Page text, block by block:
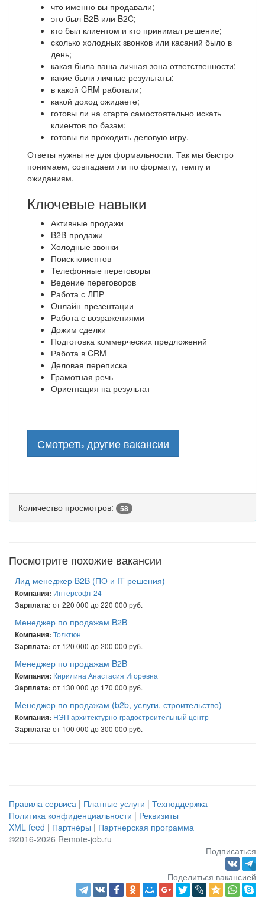
что именно вы продавали;
это был B2B или B2C;
кто был клиентом и кто принимал решение;
сколько холодных звонков или касаний было в
день;
какая была ваша личная зона ответственности;
какие были личные результаты;
в какой CRM работали;
какой доход ожидаете;
готовы ли на старте самостоятельно искать
клиентов по базам;
готовы ли проходить деловую игру.
Ответы нужны не для формальности. Так мы быстро
понимаем, совпадаем ли по формату, темпу и
ожиданиям.
Ключевые навыки
Активные продажи
B2B-продажи
Холодные звонки
Поиск клиентов
Телефонные переговоры
Ведение переговоров
Работа с ЛПР
Онлайн-презентации
Работа с возражениями
Дожим сделки
Подготовка коммерческих предложений
Работа в CRM
Деловая переписка
Грамотная речь
Ориентация на результат
Смотреть другие вакансии
Количество просмотров: 58
Посмотрите похожие вакансии
Лид-менеджер B2B (ПО и IT-решения)
Компания: Интерсофт 24
Зарплата: от 220 000 до 220 000 руб.
Менеджер по продажам B2B
Компания: Толктюн
Зарплата: от 120 000 до 200 000 руб.
Менеджер по продажам B2B
Компания: Кирилина Анастасия Игоревна
Зарплата: от 130 000 до 170 000 руб.
Менеджер по продажам (b2b, услуги, строительство)
Компания: НЭП архитектурно-градостроительный центр
Зарплата: от 100 000 до 300 000 руб.
Правила сервиса | Платные услуги | Техподдержка
Политика конфиденциальности | Реквизиты
XML feed | Партнёры | Партнерская программа
©2016-2026 Remote-job.ru
Подписаться
Поделиться вакансией